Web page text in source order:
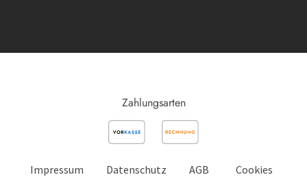
Zahlungsarten
Impressum Datenschutz AGB Cookies